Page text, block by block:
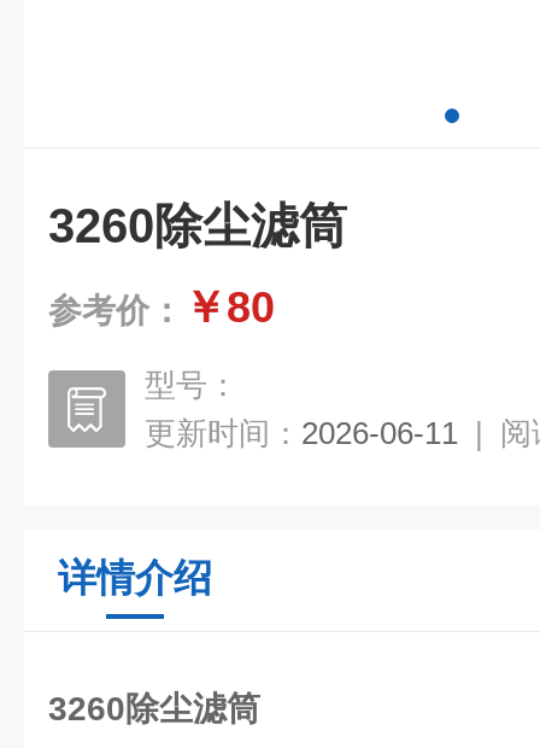
3260除尘滤筒
参考价： ￥80
型号：
更新时间： 2026-06-11 | 阅
详情介绍
3260除尘滤筒